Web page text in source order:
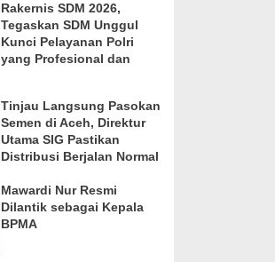
Rakernis SDM 2026,
Tegaskan SDM Unggul
Kunci Pelayanan Polri
yang Profesional dan
Tinjau Langsung Pasokan
Semen di Aceh, Direktur
Utama SIG Pastikan
Distribusi Berjalan Normal
Mawardi Nur Resmi
Dilantik sebagai Kepala
BPMA